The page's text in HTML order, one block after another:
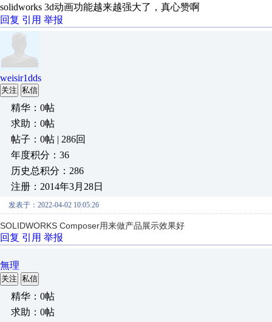
solidworks 3d动画功能越来越强大了，真心赞啊
回复 引用 举报
weisir1dds
关注 私信
精华：0帖
求助：0帖
帖子：0帖 | 286回
年度积分：36
历史总积分：286
注册：2014年3月28日
发表于：2022-04-02 10:05:26
SOLIDWORKS Composer用来做产品展示效果好
回复 引用 举报
無理
关注 私信
精华：0帖
求助：0帖